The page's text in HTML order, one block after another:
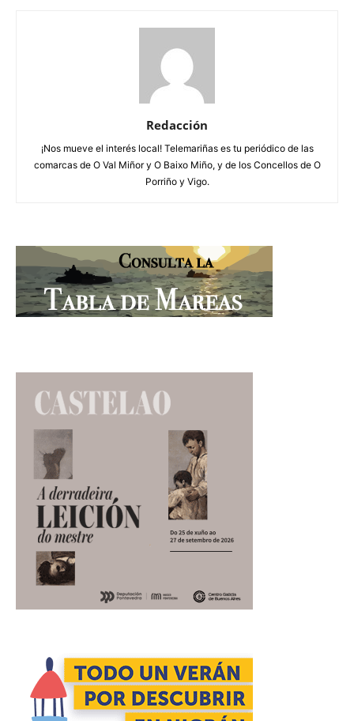
Redacción
¡Nos mueve el interés local! Telemariñas es tu periódico de las
comarcas de O Val Miñor y O Baixo Miño, y de los Concellos de O
Porriño y Vigo.